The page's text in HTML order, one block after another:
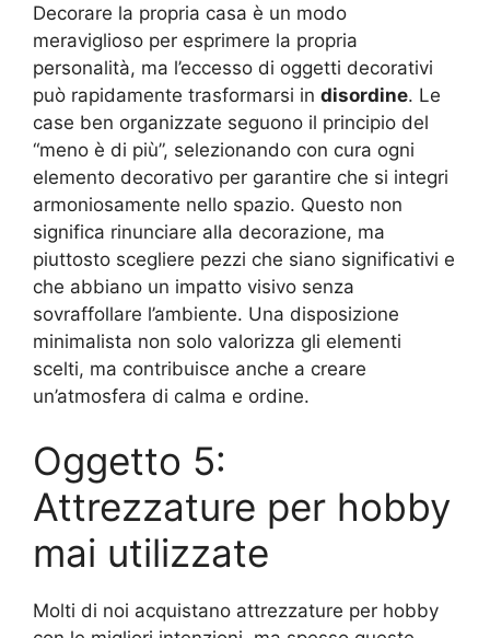
Decorare la propria casa è un modo
meraviglioso per esprimere la propria
personalità, ma l’eccesso di oggetti decorativi
può rapidamente trasformarsi in disordine. Le
case ben organizzate seguono il principio del
“meno è di più”, selezionando con cura ogni
elemento decorativo per garantire che si integri
armoniosamente nello spazio. Questo non
significa rinunciare alla decorazione, ma
piuttosto scegliere pezzi che siano significativi e
che abbiano un impatto visivo senza
sovraffollare l’ambiente. Una disposizione
minimalista non solo valorizza gli elementi
scelti, ma contribuisce anche a creare
un’atmosfera di calma e ordine.
Oggetto 5:
Attrezzature per hobby
mai utilizzate
Molti di noi acquistano attrezzature per hobby